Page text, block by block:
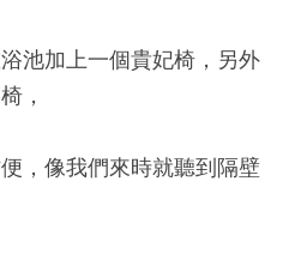
池加上一個貴妃椅，另外
，
，像我們來時就聽到隔壁